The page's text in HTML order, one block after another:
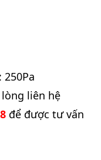
liên hệ
để được tư vấn